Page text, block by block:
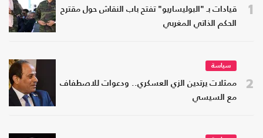
1
قيادات بـ "البوليساريو" تفتح باب النقاش حول مقترح
الحكم الذاتي المغربي
2
سياسة
ممثلات يرتدين الزي العسكري.. ودعوات للاصطفاف
مع السيسي